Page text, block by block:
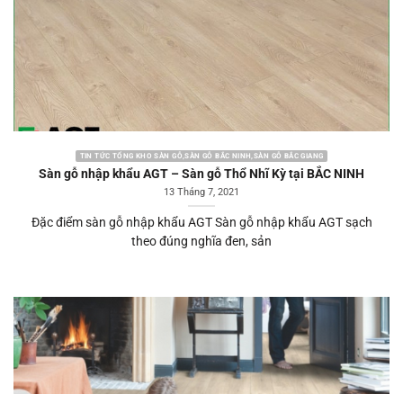
TIN TỨC TỔNG KHO SÀN GỖ,SÀN GỖ BẮC NINH,SÀN GỖ BẮC GIANG
Sàn gỗ nhập khẩu AGT – Sàn gỗ Thổ Nhĩ Kỳ tại BẮC NINH
13 Tháng 7, 2021
Đặc điểm sàn gỗ nhập khẩu AGT Sàn gỗ nhập khẩu AGT sạch
theo đúng nghĩa đen, sản